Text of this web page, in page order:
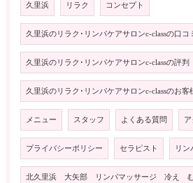
久里浜 リラク コンセプト
久里浜のリラク･リンパケアサロンc-classの口コ
久里浜のリラク･リンパケアサロンc-classの評判
久里浜のリラク･リンパケアサロンc-classのお客
メニュー スタッフ よくある質問 ア
プライバシーポリシー セラピスト リン
北久里浜 大矢部 リンパマッサージ 冷え